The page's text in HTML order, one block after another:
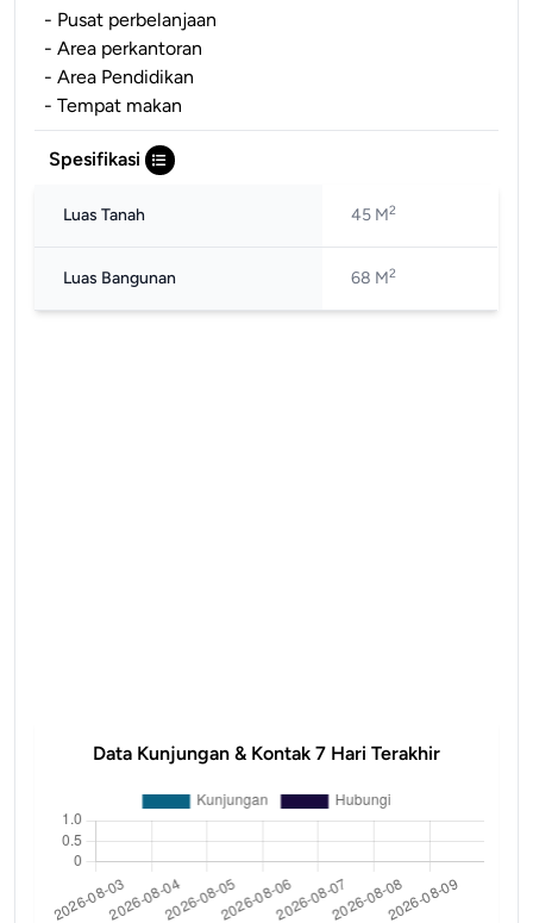
- Pusat perbelanjaan
- Area perkantoran
- Area Pendidikan
- Tempat makan
Spesifikasi
Luas Tanah 45 M2
Luas Bangunan 68 M2
Data Kunjungan & Kontak 7 Hari Terakhir